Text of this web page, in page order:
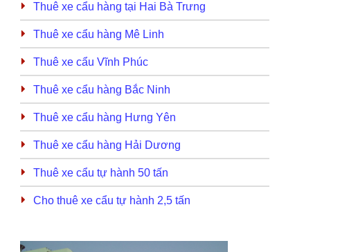
Thuê xe cẩu hàng tại Hai Bà Trưng
Thuê xe cẩu hàng Mê Linh
Thuê xe cẩu Vĩnh Phúc
Thuê xe cẩu hàng Bắc Ninh
Thuê xe cẩu hàng Hưng Yên
Thuê xe cẩu hàng Hải Dương
Thuê xe cẩu tự hành 50 tấn
Cho thuê xe cẩu tự hành 2,5 tấn